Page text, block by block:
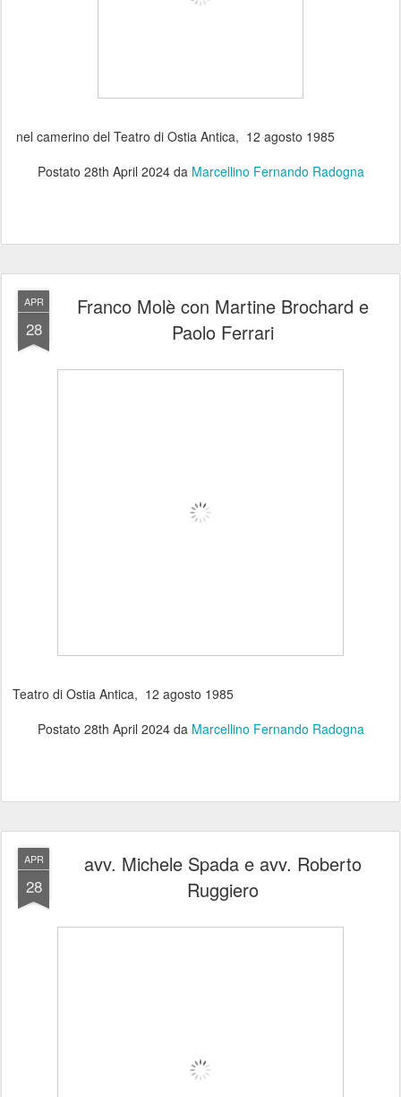
nel camerino del Teatro di Ostia Antica, 12 agosto 1985
Postato 28th April 2024da Marcellino Fernando Radogna
APR
28
Franco Molè con Martine Brochard e
Paolo Ferrari
Teatro di Ostia Antica, 12 agosto 1985
Postato 28th April 2024da Marcellino Fernando Radogna
APR
28
avv. Michele Spada e avv. Roberto
Ruggiero